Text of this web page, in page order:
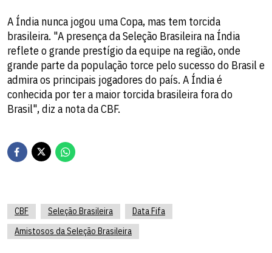
A Índia nunca jogou uma Copa, mas tem torcida
brasileira. "A presença da Seleção Brasileira na Índia
reflete o grande prestígio da equipe na região, onde
grande parte da população torce pelo sucesso do Brasil e
admira os principais jogadores do país. A Índia é
conhecida por ter a maior torcida brasileira fora do
Brasil", diz a nota da CBF.
CBF Seleção Brasileira
Data Fifa
Amistosos da Seleção Brasileira